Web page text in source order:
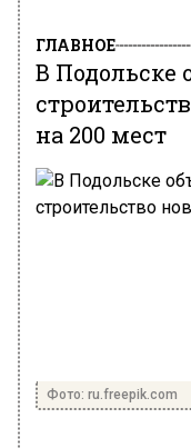
ГЛАВНОЕ
В Подольске
на 200 мест
Фото: ru.freepik.com